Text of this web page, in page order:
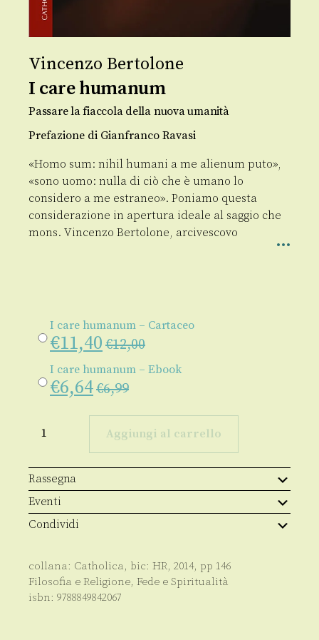
Vincenzo Bertolone
I care humanum
Passare la fiaccola della nuova umanità
Prefazione di Gianfranco Ravasi
«Homo sum: nihil humani a me alienum puto»,
«sono uomo: nulla di ciò che è umano lo
considero a me estraneo». Poniamo questa
considerazione in apertura ideale al saggio che
mons. Vincenzo Bertolone, arcivescovo
I care humanum – Cartaceo
€11,40 €12,00
I care humanum – Ebook
€6,64€6,99
care
Aggiungi al carrello
Rassegna
Eventi
Condividi
collana: Catholica, bic: HR, 2014, pp 146
Filosofia e Religione, Fede e Spiritualità
isbn: 9788849842067